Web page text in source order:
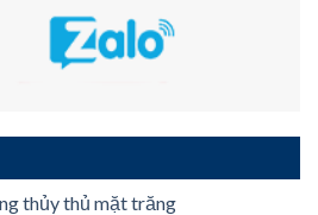
thủy thủ mặt trăng